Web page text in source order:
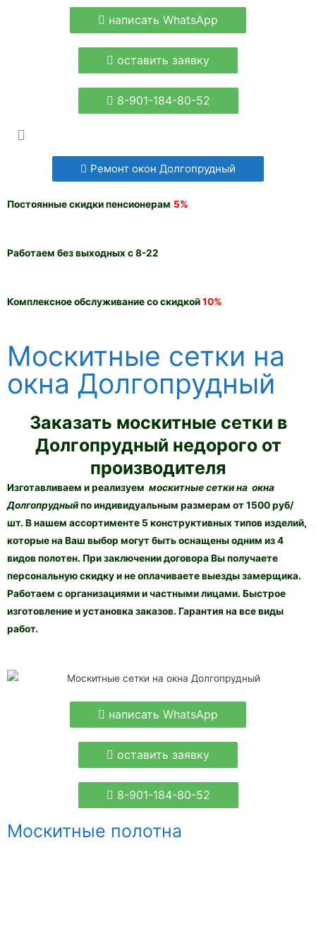
написать WhatsApp
оставить заявку
8-901-184-80-52
Ремонт окон Долгопрудный
Постоянные скидки пенсионерам 5%
Работаем без выходных с 8-22
Комплексное обслуживание со скидкой10%
Москитные сетки на
окна Долгопрудный
Заказать москитные сетки в
Долгопрудный недорого от
производителя
Изготавливаем и реализуем москитные сетки на окна
Долгопрудныйпо индивидуальным размерам от 1500 руб/
шт. В нашем ассортименте 5 конструктивных типов изделий,
которые на Ваш выбор могут быть оснащены одним из 4
видов полотен. При заключении договора Вы получаете
персональную скидку и не оплачиваете выезды замерщика.
Работаем с организациями и частными лицами. Быстрое
изготовление и установка заказов. Гарантия на все виды
работ.
написать WhatsApp
оставить заявку
8-901-184-80-52
Москитные полотна